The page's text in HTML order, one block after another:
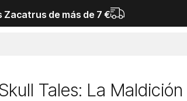
Zacatrus de más de 7 €
Tales: La